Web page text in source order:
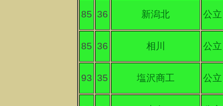
85 36 新潟北 公立
85 36 相川 公立
93 35 塩沢商工 公立